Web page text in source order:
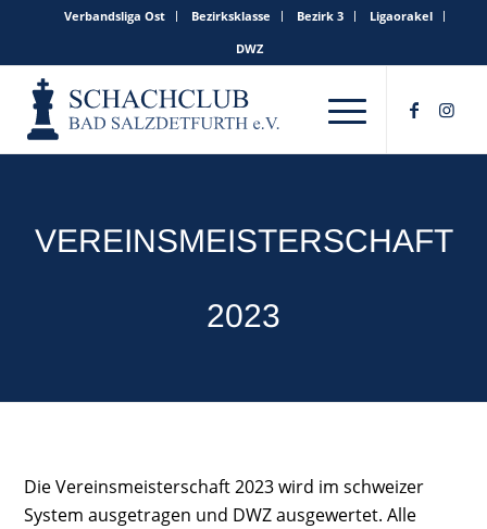
Verbandsliga Ost Bezirksklasse Bezirk 3
Ligaorakel
DWZ
VEREINSMEISTERSCHAFT
2023
Die Vereinsmeisterschaft 2023 wird im schweizer
System ausgetragen und DWZ ausgewertet. Alle